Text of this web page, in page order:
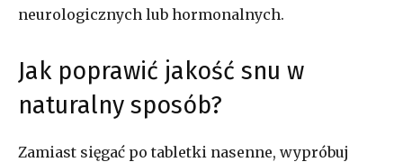
neurologicznych lub hormonalnych.
Jak poprawić jakość snu w
naturalny sposób?
Zamiast sięgać po tabletki nasenne, wypróbuj